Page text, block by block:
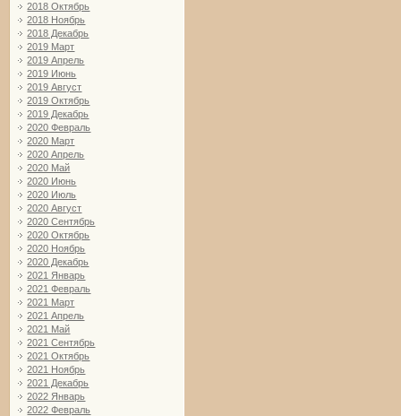
2018 Октябрь
2018 Ноябрь
2018 Декабрь
2019 Март
2019 Апрель
2019 Июнь
2019 Август
2019 Октябрь
2019 Декабрь
2020 Февраль
2020 Март
2020 Апрель
2020 Май
2020 Июнь
2020 Июль
2020 Август
2020 Сентябрь
2020 Октябрь
2020 Ноябрь
2020 Декабрь
2021 Январь
2021 Февраль
2021 Март
2021 Апрель
2021 Май
2021 Сентябрь
2021 Октябрь
2021 Ноябрь
2021 Декабрь
2022 Январь
2022 Февраль